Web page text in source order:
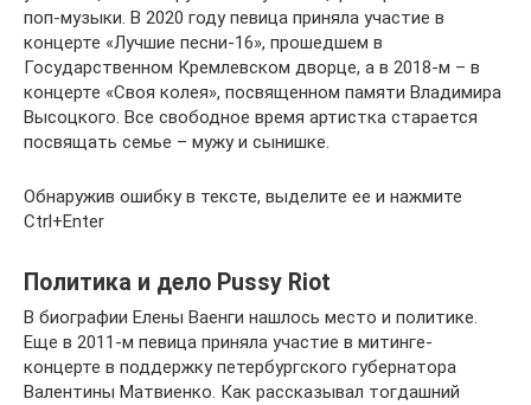
поп-музыки. В 2020 году певица приняла участие в
концерте «Лучшие песни-16», прошедшем в
Государственном Кремлевском дворце, а в 2018-м – в
концерте «Своя колея», посвященном памяти Владимира
Высоцкого. Все свободное время артистка старается
посвящать семье – мужу и сынишке.
Обнаружив ошибку в тексте, выделите ее и нажмите
Ctrl+Enter
Политика и дело Pussy Riot
В биографии Елены Ваенги нашлось место и политике.
Еще в 2011-м певица приняла участие в митинге-
концерте в поддержку петербургского губернатора
Валентины Матвиенко. Как рассказывал тогдашний